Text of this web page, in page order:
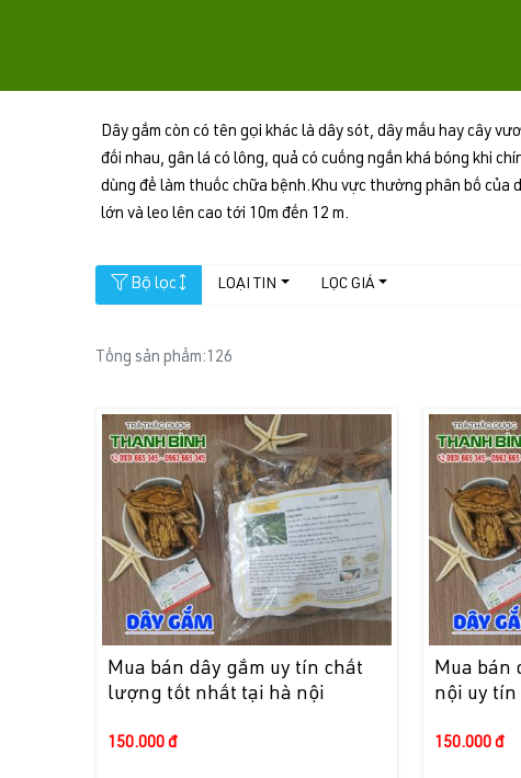
Dây gắm còn có tên gọi khác là dây sót, dây mấu hay cây
đối nhau, gân lá có lông, quả có cuống ngắn khá bóng khi
dùng để làm thuốc chữa bệnh.Khu vực thường phân bố của
lớn và leo lên cao tới 10m đến 12 m.
Bộ lọc LOẠI TIN LỌC GIÁ
Tổng sản phẩm: 126
Mua bán dây gắm uy tín chất
lượng tốt nhất tại hà nội
150.000 đ
Mua bán
nội uy
150.000 đ